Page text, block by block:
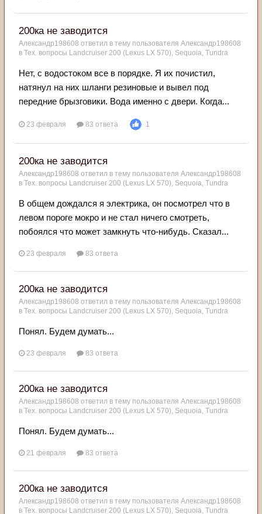
200ка не заводится
Александр198608 ответил в тему пользователя Александр198608
в Тех. вопросы Landcruiser 200 (Lexus LX 570), Sequoia, Tundra
Нет, с водостоком все в порядке. Я их почистил,
натянул на них шланги резиновые и вывел под
передние брызговики. Вода именно с двери. Когда...
23 февраля 83 ответа 1
200ка не заводится
Александр198608 ответил в тему пользователя Александр198608
в Тех. вопросы Landcruiser 200 (Lexus LX 570), Sequoia, Tundra
В общем дождался я электрика, он посмотрел что в
левом пороге мокро и не стал ничего смотреть,
побоялся что может замкнуть что-нибудь. Сказал...
23 февраля 83 ответа
200ка не заводится
Александр198608 ответил в тему пользователя Александр198608
в Тех. вопросы Landcruiser 200 (Lexus LX 570), Sequoia, Tundra
Понял. Будем думать...
23 февраля 83 ответа
200ка не заводится
Александр198608 ответил в тему пользователя Александр198608
в Тех. вопросы Landcruiser 200 (Lexus LX 570), Sequoia, Tundra
Понял. Будем думать...
21 февраля 83 ответа
200ка не заводится
Александр198608 ответил в тему пользователя Александр198608
в Тех. вопросы Landcruiser 200 (Lexus LX 570), Sequoia, Tundra